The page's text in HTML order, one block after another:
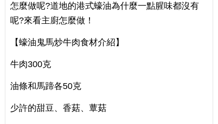
怎麼做呢?道地的港式蠔油為什麼一點腥味都沒有
呢?來看主廚怎麼做！
【蠔油鬼馬炒牛肉食材介紹】
牛肉300克
油條和馬蹄各50克
少許的甜豆、香菇、蕈菇